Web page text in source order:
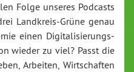
Folge unseres Podcasts
Land­kreis-Grü­ne genau
einen Di­gi­ta­li­sie­rungs­
wieder zu viel? Passt die
Arbeiten, Wirt­schaf­ten